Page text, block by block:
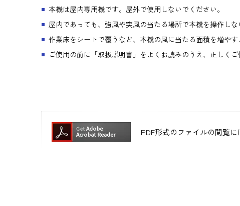
本機は屋内専用機です。屋外で使用しないでください。
屋内であっても、強風や突風の当たる場所で本機を操作しな
作業床をシートで覆うなど、本機の風に当たる面積を増や
ご使用の前に「取扱説明書」をよくお読みのうえ、正しくご
PDF形式のファイルの閲覧に